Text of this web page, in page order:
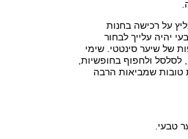
על רכישה בחנות
יהיה עלייך לבחור
של שיער סינטטי. שימי
ולחפוף בחופשיות,
טובות שמביאות הרבה